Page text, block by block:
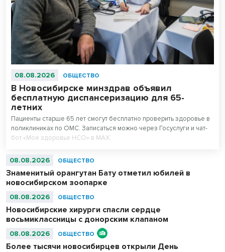
08.08.2026 ОБЩЕСТВО
В Новосибирске минздрав объявил
бесплатную диспансеризацию для 65-
летних
Пациенты старше 65 лет смогут бесплатно проверить здоровье в
поликлиниках по ОМС. Записаться можно через Госуслуги и чат-
бот «Мое здоровье НСО» в МАХ.
08.08.2026 ОБЩЕСТВО
Знаменитый орангутан Бату отметил юбилей в
новосибирском зоопарке
08.08.2026 ОБЩЕСТВО
Новосибирские хирурги спасли сердце
восьмиклассницы с донорским клапаном
08.08.2026 ОБЩЕСТВО
Более тысячи новосибирцев открыли День